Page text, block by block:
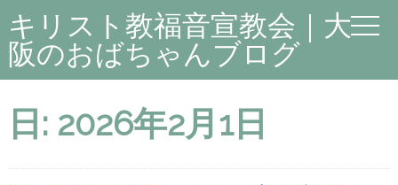
キリスト教福音宣教会｜大
阪のおばちゃんブログ
日: 2026年2月1日